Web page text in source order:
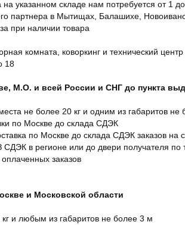
на указанном складе нам потребуется от 1
партнера в Мытищах, Балашихе,
при наличии товара
комната, коворкинг и технический центр
18
М.О. и всей России и СНГ до пункта
не более 20 кг и одним из габаритов не
по Москве до склада СДЭК
по Москве до склада СДЭК заказов на
СДЭК в регионе или до двери получателя
оплаченных заказов
и Московской области
и любым из габаритов не более 3 м